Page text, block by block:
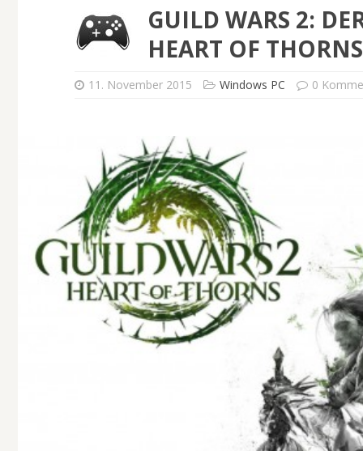
GUILD WARS 2:
HEART OF
11. November 2015 Windows PC 0